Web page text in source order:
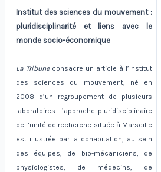
Institut des sciences du mouvement :
pluridisciplinarité et liens avec le
monde socio-économique
La Tribuneconsacre un article à l’Institut
des sciences du mouvement, né en
2008 d’un regroupement de plusieurs
laboratoires. L’approche pluridisciplinaire
de l’unité de recherche située à Marseille
est illustrée par la cohabitation, au sein
des équipes, de bio-mécaniciens, de
physiologistes, de médecins, de